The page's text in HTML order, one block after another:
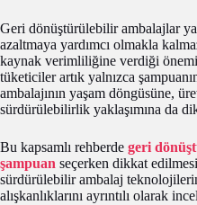
Geri dönüştürülebilir ambalajlar
azaltmaya yardımcı olmakla
kaynak verimliliğine verdiği
tüketiciler artık yalnızca
ambalajının yaşam döngüsüne,
sürdürülebilirlik yaklaşımına da
Bu kapsamlı rehberde geri
şampuan seçerken dikkat
sürdürülebilir ambalaj
alışkanlıklarını ayrıntılı olarak